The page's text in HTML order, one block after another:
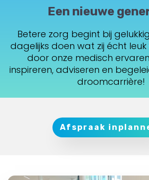
Een nieuwe
Betere zorg begint bij
dagelijks doen wat zij écht leuk
door onze medisch
inspireren, adviseren en
droomcarrière!
Afspraak